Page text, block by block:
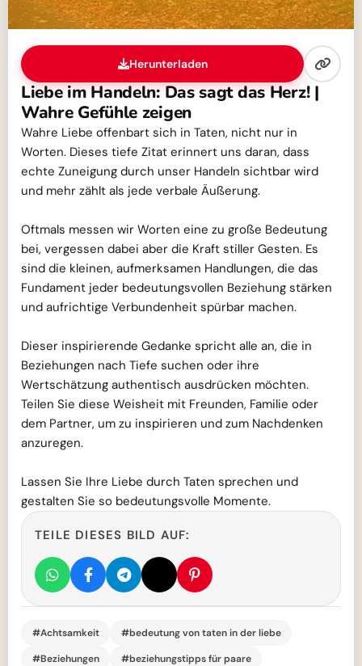
Herunterladen
Liebe im Handeln: Das sagt das Herz! |
Wahre Gefühle zeigen
Wahre Liebe offenbart sich in Taten, nicht nur in
Worten. Dieses tiefe Zitat erinnert uns daran, dass
echte Zuneigung durch unser Handeln sichtbar wird
und mehr zählt als jede verbale Äußerung.
Oftmals messen wir Worten eine zu große Bedeutung
bei, vergessen dabei aber die Kraft stiller Gesten. Es
sind die kleinen, aufmerksamen Handlungen, die das
Fundament jeder bedeutungsvollen Beziehung stärken
und aufrichtige Verbundenheit spürbar machen.
Dieser inspirierende Gedanke spricht alle an, die in
Beziehungen nach Tiefe suchen oder ihre
Wertschätzung authentisch ausdrücken möchten.
Teilen Sie diese Weisheit mit Freunden, Familie oder
dem Partner, um zu inspirieren und zum Nachdenken
anzuregen.
Lassen Sie Ihre Liebe durch Taten sprechen und
gestalten Sie so bedeutungsvolle Momente.
TEILE DIESES BILD AUF:
#Achtsamkeit
#bedeutung von taten in der liebe
#Beziehungen
#beziehungstipps für paare